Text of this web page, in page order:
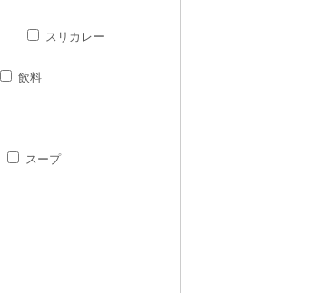
スリカレー
飲料
スープ